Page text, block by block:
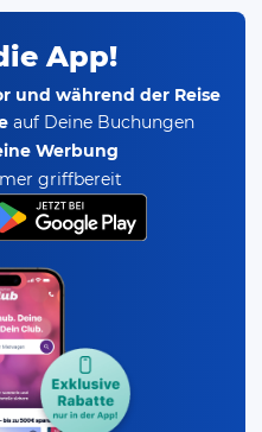
App!
und während der Reise
auf Deine Buchungen
Werbung
griffbereit